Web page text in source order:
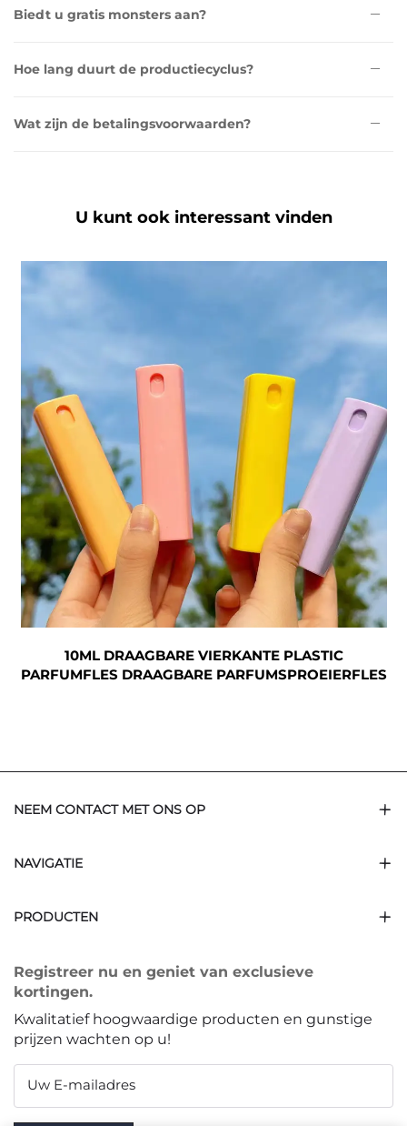
Biedt u gratis monsters aan?
Hoe lang duurt de productiecyclus?
Wat zijn de betalingsvoorwaarden?
U kunt ook interessant vinden
10ML DRAAGBARE VIERKANTE PLASTIC
PARFUMFLES DRAAGBARE PARFUMSPROEIERFLES
NEEM CONTACT MET ONS OP
NAVIGATIE
PRODUCTEN
Registreer nu en geniet van exclusieve
kortingen.
Kwalitatief hoogwaardige producten en gunstige
prijzen wachten op u!
Uw E-mailadres